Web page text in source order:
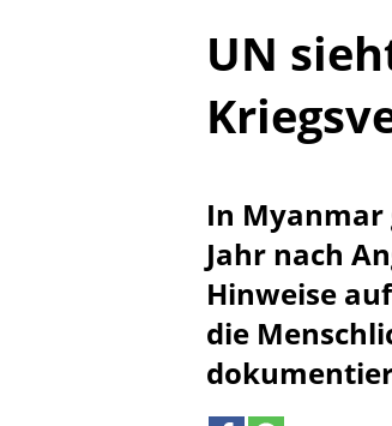
UN
In
Jahr nach
Hinweise
die